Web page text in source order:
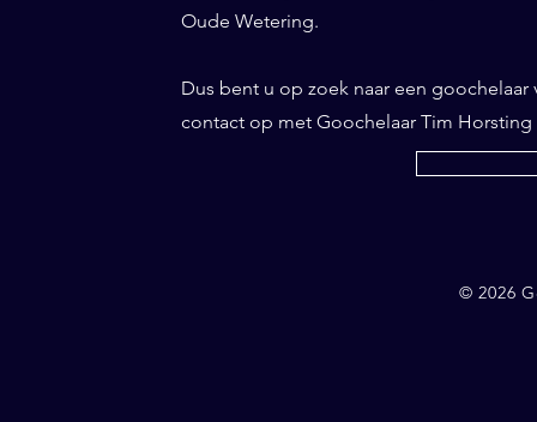
Oude Wetering.
Dus bent u op zoek naar een
contact op met Goochelaar Tim Horsting
© 2026